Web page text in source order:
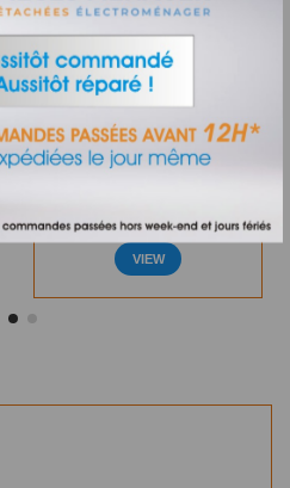
Définitivement épuisé
CUISEUR VAPEUR
COOKEASY+
CAM01.A0SS -
VIEW